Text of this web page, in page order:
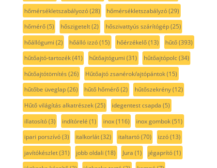
hőmérsékletszabályozó(28) hőmérsékletszabályzó(29)
hőmérő(5) hőszigetelt(2) hőszivattyús szárítógép(25)
hőállógumi (2) hőálló izzó(15) hőérzékelő(13) hűtő(393)
hűtőajtó-tartozék(41) hűtőajtógumi (31) hűtőajtópolc(34)
hűtőajtótömítés (26) Hűtőajtó zsanérok/ajtópántok(15)
hűtőbe üveglap(26) hűtő hőmérő(2) hűtőszekrény(12)
Hűtő világítás alkatrészek(25) idegentest csapda (5)
illatosító(3) indítórelé (1) inox(116) inox gombok(51)
ipari porszívó(3) italkorlát(32) italtartó(70) izzó(13)
javítókészlet(31) jobb oldali (18) Jura (1) jégaprító(1)